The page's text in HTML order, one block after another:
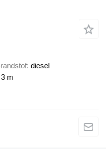
diesel
3 m